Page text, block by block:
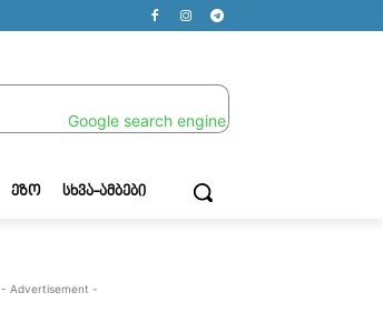
ᲔᲖᲝ ᲡᲮᲕᲐ-ᲐᲛᲑᲔᲑᲘ
- Advertisement -